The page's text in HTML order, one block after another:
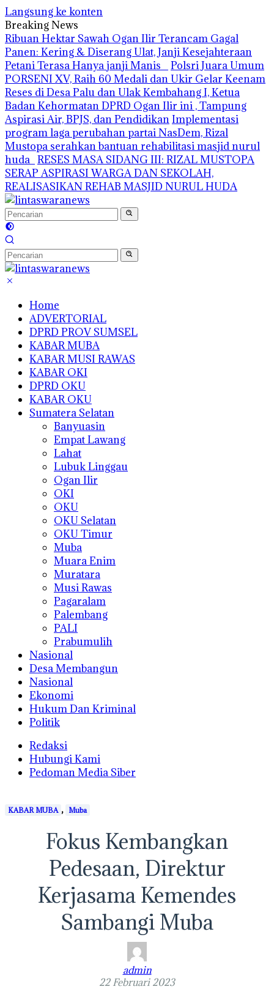
Langsung ke konten
Breaking News
Ribuan Hektar Sawah Ogan Ilir Terancam Gagal
Panen: Kering & Diserang Ulat, Janji Kesejahteraan
Petani Terasa Hanya janji Manis
Polsri Juara Umum
PORSENI XV, Raih 60 Medali dan Ukir Gelar Keenam
Reses di Desa Palu dan Ulak Kembahang I, Ketua
Badan Kehormatan DPRD Ogan Ilir ini , Tampung
Aspirasi Air, BPJS, dan PendidikanImplementasi
program laga perubahan partai NasDem, Rizal
Mustopa serahkan bantuan rehabilitasi masjid nurul
huda RESES MASA SIDANG III: RIZAL MUSTOPA
SERAP ASPIRASI WARGA DAN SEKOLAH,
REALISASIKAN REHAB MASJID NURUL HUDA
Home
ADVERTORIAL
DPRD PROV SUMSEL
KABAR MUBA
KABAR MUSI RAWAS
KABAR OKI
DPRD OKU
KABAR OKU
Sumatera Selatan
Banyuasin
Empat Lawang
Lahat
Lubuk Linggau
Ogan Ilir
OKI
OKU
OKU Selatan
OKU Timur
Muba
Muara Enim
Muratara
Musi Rawas
Pagaralam
Palembang
PALI
Prabumulih
Nasional
Desa Membangun
Nasional
Ekonomi
Hukum Dan Kriminal
Politik
Redaksi
Hubungi Kami
Pedoman Media Siber
KABAR MUBA , Muba
Fokus Kembangkan
Pedesaan, Direktur
Kerjasama Kemendes
Sambangi Muba
admin
22 Februari 2023